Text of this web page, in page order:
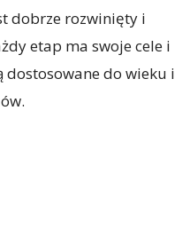
dobrze rozwinięty i
etap ma swoje cele i
do wieku i